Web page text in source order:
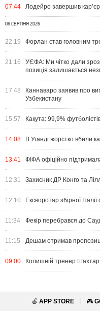
07:44 Лодейро завершив
06 СЕРПНЯ 2026
22:19 Форлан став головним
21:16
УЄФА: Ми чітко дали
позиція залишається
17:48
Каннаваро заявив про
Узбекистану
15:57 Какута: 99,9%
14:08 В Уганді жорстко вбили
13:41 ФІФА офіційно
12:31 Захисник ДР Конго та
12:10 Ексворотар збірної
11:34 Фекір перебрався до
11:15 Дешам отримав
09:00 Колишній тренер
🍏 APP STORE 🎮